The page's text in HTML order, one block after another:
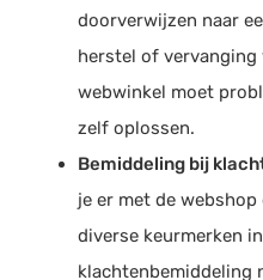
doorverwijzen naar
herstel of vervanging
webwinkel moet
zelf oplossen.
Bemiddeling bij
je er met de
diverse keurmerken
klachtenbemiddeling